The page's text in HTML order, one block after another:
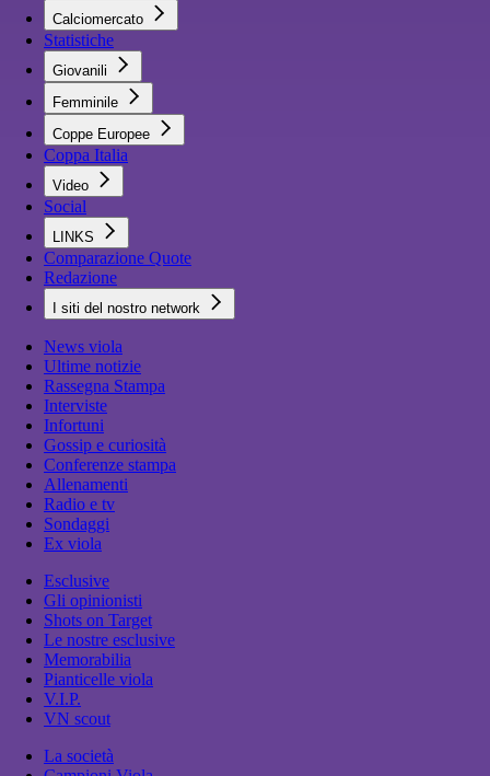
Calciomercato
Statistiche
Giovanili
Femminile
Coppe Europee
Coppa Italia
Video
Social
LINKS
Comparazione Quote
Redazione
I siti del nostro network
News viola
Ultime notizie
Rassegna Stampa
Interviste
Infortuni
Gossip e curiosità
Conferenze stampa
Allenamenti
Radio e tv
Sondaggi
Ex viola
Esclusive
Gli opinionisti
Shots on Target
Le nostre esclusive
Memorabilia
Pianticelle viola
V.I.P.
VN scout
La società